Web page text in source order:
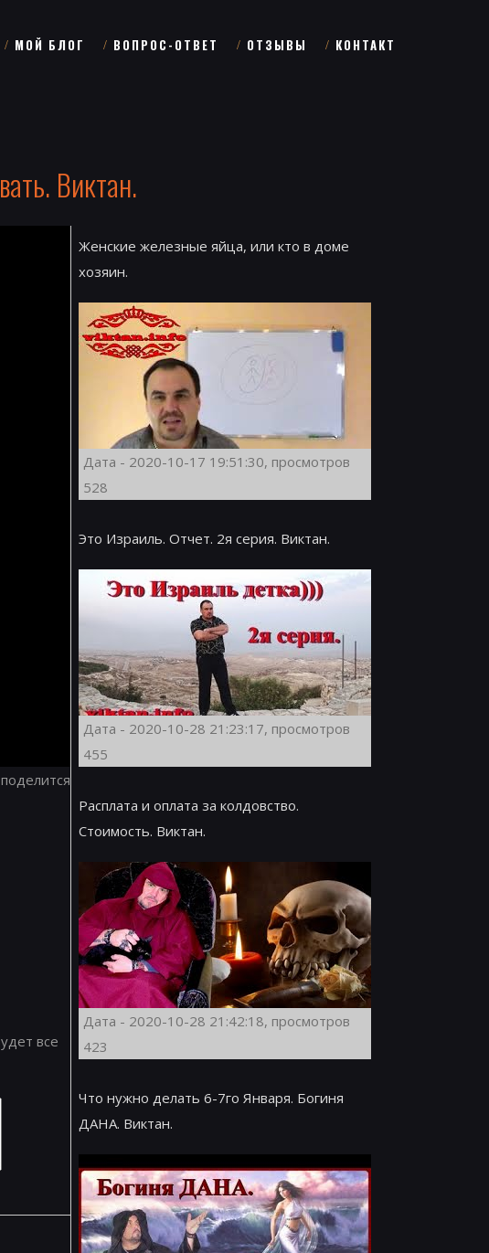
МОЙ БЛОГ ВОПРОС-ОТВЕТ ОТЗЫВЫ КОНТАКТ
Виктан.
все
Женские железные яйца, или кто в доме
хозяин.
Дата - 2020-10-17 19:51:30, просмотров
528
Это Израиль. Отчет. 2я серия. Виктан.
Дата - 2020-10-28 21:23:17, просмотров
455
Расплата и оплата за колдовство.
Стоимость. Виктан.
Дата - 2020-10-28 21:42:18, просмотров
423
Что нужно делать 6-7го Января. Богиня
ДАНА. Виктан.